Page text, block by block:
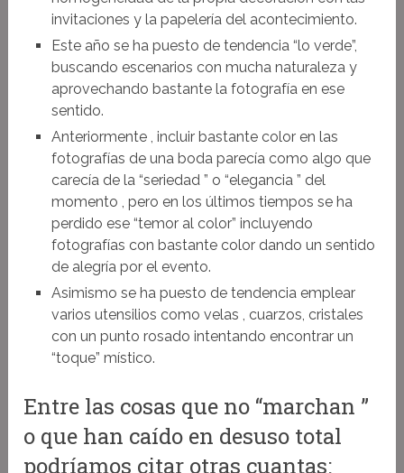
invitaciones y la papelería del acontecimiento.
Este año se ha puesto de tendencia “lo verde”,
buscando escenarios con mucha naturaleza y
aprovechando bastante la fotografía en ese
sentido.
Anteriormente , incluir bastante color en las
fotografías de una boda parecía como algo que
carecía de la “seriedad ” o “elegancia ” del
momento , pero en los últimos tiempos se ha
perdido ese “temor al color” incluyendo
fotografías con bastante color dando un sentido
de alegría por el evento.
Asimismo se ha puesto de tendencia emplear
varios utensilios como velas , cuarzos, cristales
con un punto rosado intentando encontrar un
“toque” místico.
Entre las cosas que no “marchan ”
o que han caído en desuso total
podríamos citar otras cuantas: